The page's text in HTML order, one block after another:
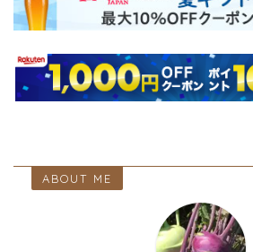
ABOUT ME